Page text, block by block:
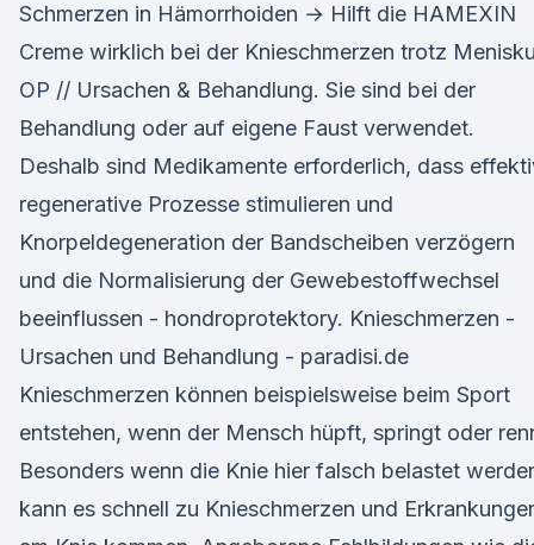
Schmerzen in Hämorrhoiden → Hilft die HAMEXIN
Creme wirklich bei der Knieschmerzen trotz
OP // Ursachen & Behandlung. Sie sind bei der
Behandlung oder auf eigene Faust verwendet.
Deshalb sind Medikamente erforderlich, dass
regenerative Prozesse stimulieren und
Knorpeldegeneration der Bandscheiben verzögern
und die Normalisierung der Gewebestoffwechsel
beeinflussen - hondroprotektory. Knieschmerzen -
Ursachen und Behandlung - paradisi.de
Knieschmerzen können beispielsweise beim Sport
entstehen, wenn der Mensch hüpft, springt oder
Besonders wenn die Knie hier falsch belastet
kann es schnell zu Knieschmerzen und